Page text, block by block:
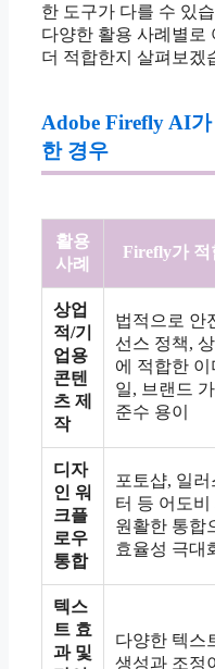
한 도구가 다를 수 있
다양한 활용 사례별로
더 적합한지 살펴보겠
Adobe Firefly AI
한 경우
활용
사례
Firefly가 적
상업
적/기
업용
콘텐
츠 제
작
법적으로 안
선스 정책,
에 적합한
일, 브랜드
준수 용이
디자
인 워
크플
로우
통합
포토샵, 일러
터 등 어도비
원활한 통합
효율성 극대
텍스
트 효
과 및
다양한 텍스
생성과 조정